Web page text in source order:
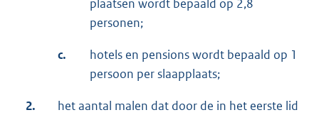
plaatsen wordt bepaald op 2,8
personen;
c.
hotels en pensions wordt bepaald op 1
persoon per slaapplaats;
2.
het aantal malen dat door de in het eerste lid